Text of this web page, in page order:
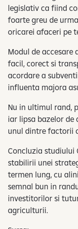
legislativ ca fiind
foarte greu de
oricarei afaceri pe
Modul de accesare
facil, corect si
acordare a
influenta majora
Nu in ultimul rand,
iar lipsa bazelor
unul dintre factorii
Concluzia studiului
stabilirii unei
termen lung, cu
semnal bun in
investitorilor si
agriculturii.